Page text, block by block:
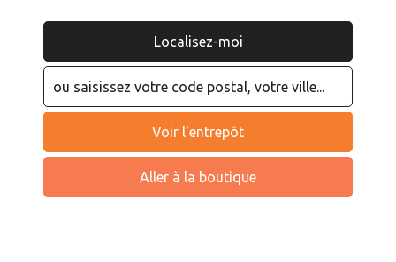
Localisez-moi
Voir l'entrepôt
Aller à la boutique